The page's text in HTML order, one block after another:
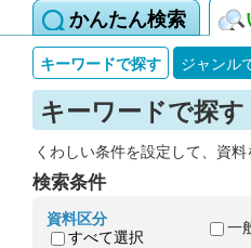
かんたん検索
キーワードで探す ジャンル
キーワードで探す
くわしい条件を設定して、資料
検索条件
資料区分
すべて選択
一